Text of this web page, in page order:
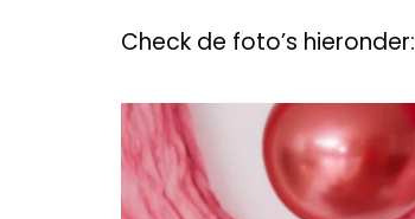
Check de foto’s hieronder: